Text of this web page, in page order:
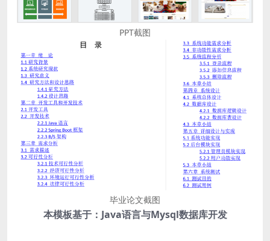
PPT截图
毕业论文截图
本模板基于：Java语言与Mysql数据库开发